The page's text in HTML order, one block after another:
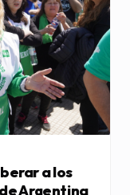
a los
Argentina